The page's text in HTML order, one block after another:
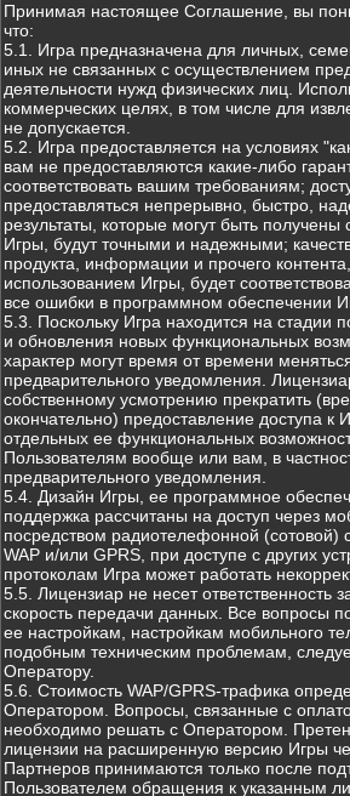
Принимая настоящее Соглашение, вы
что:
5.1. Игра предназначена для личных,
иных не связанных с осуществлением
деятельности нужд физических лиц.
коммерческих целях, в том числе для
не допускается.
5.2. Игра предоставляется на условиях
вам не предоставляются какие-либо
соответствовать вашим требованиям;
предоставляться непрерывно, быстро,
результаты, которые могут быть получены
Игры, будут точными и надежными;
продукта, информации и прочего
использованием Игры, будет
все ошибки в программном обеспечении
5.3. Поскольку Игра находится на стадии
и обновления новых функциональных
характер могут время от времени
предварительного уведомления.
собственному усмотрению прекратить
окончательно) предоставление доступа к
отдельных ее функциональных
Пользователям вообще или вам, в
предварительного уведомления.
5.4. Дизайн Игры, ее программное
поддержка рассчитаны на доступ через
посредством радиотелефонной (сотовой)
WAP и/или GPRS, при доступе с других
протоколам Игра может работать
5.5. Лицензиар не несет ответственность
скорость передачи данных. Все вопросы по
ее настройкам, настройкам мобильного
подобным техническим проблемам,
Оператору.
5.6. Стоимость WAP/GPRS-трафика
Оператором. Вопросы, связанные с
необходимо решать с Оператором.
лицензии на расширенную версию Игры
Партнеров принимаются только после
Пользователем обращения к указанным